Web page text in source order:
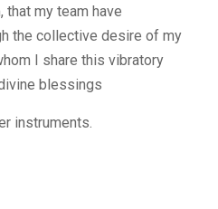
that my team have
the collective desire of my
I share this vibratory
blessings
instruments.